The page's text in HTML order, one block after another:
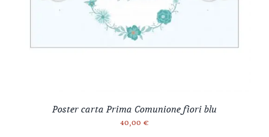
Poster carta Prima Comunione fiori blu
40,00 €